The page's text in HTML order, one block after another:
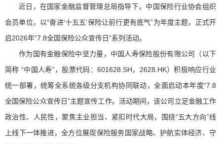
近日，在国家金融监督管理总局指导下，中国保险行业协会组织
会员单位，以“奋进‘十五五’保险让前行更有底气”为年度主题，正式开
启2026年“7.8全国保险公众宣传日”系列活动。
作为国有金融保险中坚力量，中国人寿保险股份有限公司（以下
简称 “中国人寿”，股票代码：601628.SH，2628.HK）积极响应行业
统一部署，统筹全系统各级分支机构协同联动，全面启动本年度“7.8
全国保险公众宣传日”主题宣传工作。活动期间，该公司立足金融工作
政治性、人民性，聚焦主业担当、紧扣时代大局，围绕“五大方向”线
上线下一体推进，全方位展现保险服务国家战略、护航实体经济、守